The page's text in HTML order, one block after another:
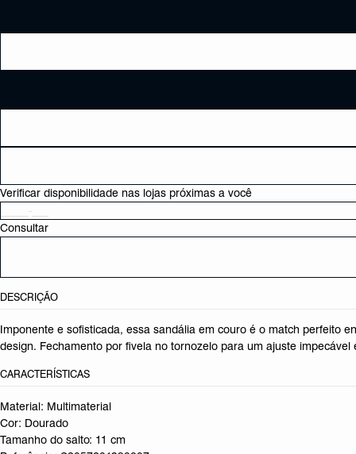
Verificar disponibilidade nas lojas próximas a você
Consultar
DESCRIÇÃO
Imponente e sofisticada, essa sandália em couro é o match perfeito
design. Fechamento por fivela no tornozelo para um ajuste
CARACTERÍSTICAS
Material: Multimaterial
Cor: Dourado
Tamanho do salto: 11 cm